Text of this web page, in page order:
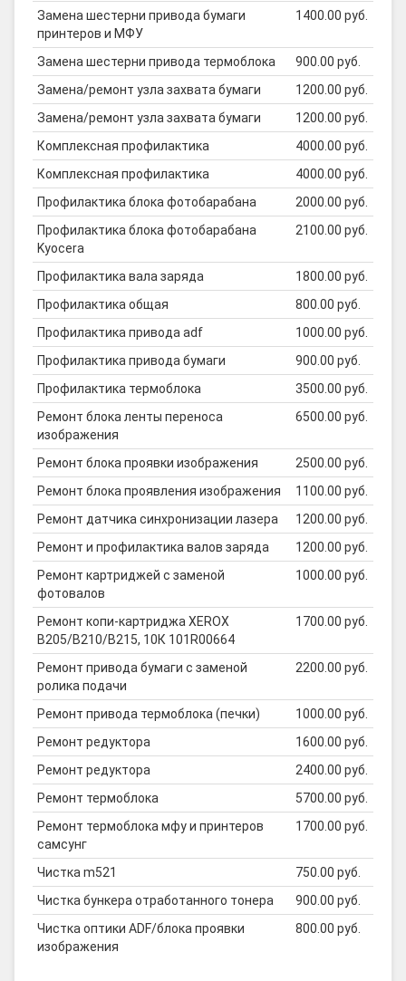
Замена шестерни привода бумаги
принтеров и МФУ
1400.00 руб.
Замена шестерни привода термоблока
900.00 руб.
Замена/ремонт узла захвата бумаги
1200.00 руб.
Замена/ремонт узла захвата бумаги
1200.00 руб.
Комплексная профилактика
4000.00 руб.
Комплексная профилактика
4000.00 руб.
Профилактика блока фотобарабана
2000.00 руб.
Профилактика блока фотобарабана
Kyocera
2100.00 руб.
Профилактика вала заряда
1800.00 руб.
Профилактика общая
800.00 руб.
Профилактика привода adf
1000.00 руб.
Профилактика привода бумаги
900.00 руб.
Профилактика термоблока
3500.00 руб.
Ремонт блока ленты переноса
изображения
6500.00 руб.
Ремонт блока проявки изображения
2500.00 руб.
Ремонт блока проявления изображения
1100.00 руб.
Ремонт датчика синхронизации лазера
1200.00 руб.
Ремонт и профилактика валов заряда
1200.00 руб.
Ремонт картриджей с заменой
фотовалов
1000.00 руб.
Ремонт копи-картриджа XEROX
B205/B210/B215, 10К 101R00664
1700.00 руб.
Ремонт привода бумаги с заменой
ролика подачи
2200.00 руб.
Ремонт привода термоблока (печки)
1000.00 руб.
Ремонт редуктора
1600.00 руб.
Ремонт редуктора
2400.00 руб.
Ремонт термоблока
5700.00 руб.
Ремонт термоблока мфу и принтеров
самсунг
1700.00 руб.
Чистка m521
750.00 руб.
Чистка бункера отработанного тонера
900.00 руб.
Чистка оптики ADF/блока проявки
изображения
800.00 руб.